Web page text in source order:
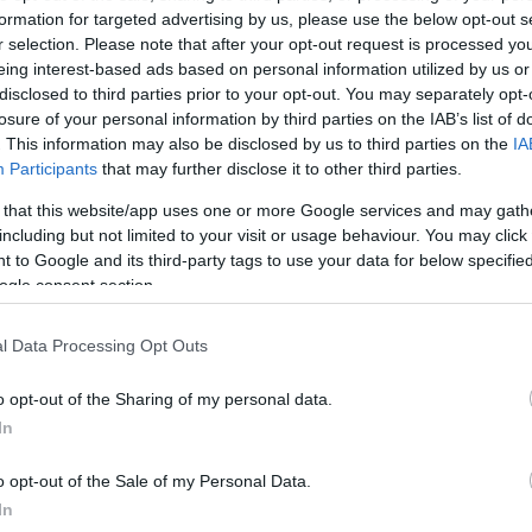
for targeted advertising by us, please use the below opt-out
selection. Please note that after your opt-out request is processed
interest-based ads based on personal information utilized by us
to third parties prior to your opt-out. You may separately
of your personal information by third parties on the IAB’s list of
This information may also be disclosed by us to third parties on the
Participants that may further disclose it to other third parties.
that this website/app uses one or more Google services and may
but not limited to your visit or usage behaviour. You may
to Google and its third-party tags to use your data for below
consent section.
Data Processing Opt Outs
opt-out of the Sharing of my personal data.
opt-out of the Sale of my Personal Data.
din piele neagră, cuvintele lui Isus cu
aurite
un adevărat clasic, combinând eleganța cu tradiția.
Version (KJV) rămâne una dintre cele mai influente versiuni ale
frumusețea stilului literar și pentru impactul său cultural și
neagră se remarcă prin:
a materialelor, pielea neagră conferă durabilitate și un aspect
care adaugă eleganță și protejează paginile de uzură.
pentru uz zilnic, cât și pentru a fi oferită cadou unei persoane